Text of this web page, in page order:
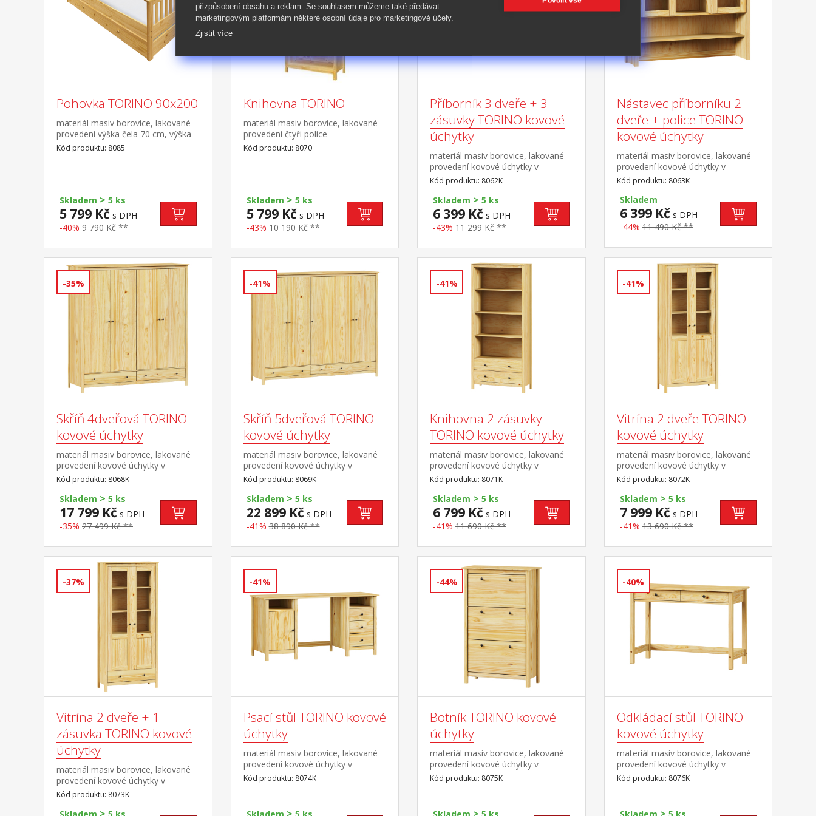
Pohovka TORINO 90x200
materiál masiv borovice, lakované
provedení výška čela 70 cm, výška
sedu 42 cm, cena bez roštu a
matrace minimální doporučená
výsuvnou přistýlku TORINO 8086
nebo 8086K
Kód produktu: 8085
Skladem > 5 ks
5 799 Kč s DPH
-40% 9 790 Kč **
Knihovna TORINO
materiál masiv borovice, lakované
provedení čtyři police
Kód produktu: 8070
Skladem > 5 ks
5 799 Kč s DPH
-43% 10 190 Kč **
Příborník 3 dveře + 3
zásuvky TORINO kovové
úchytky
materiál masiv borovice, lakované
provedení kovové úchytky v
barevném provedení černěná
mosaz 3 dveře, 3 zásuvky s
kovovými pojezdy vhodný doplněk
nástavec TORINO 8063K
Kód produktu: 8062K
Skladem > 5 ks
6 399 Kč s DPH
-43% 11 299 Kč **
Nástavec příborníku 2
dveře + police TORINO
kovové úchytky
materiál masiv borovice, lakované
provedení kovové úchytky v
barevném provedení černěná
mosaz dvoje prosklená
dvířka doplněk příborníku TORINO
8062K
Kód produktu: 8063K
Skladem
6 399 Kč s DPH
-44% 11 490 Kč **
-35%
Skříň 4dveřová TORINO
kovové úchytky
materiál masiv borovice, lakované
provedení kovové úchytky v
barevném provedení černěná
mosaz prostor dělený na poloviny v
levé polovině šatní tyč a police na
klobouky v pravé polovině 3
police ve spodní části 2 zásuvky s
kovovými pojezdy doporučený
Kód produktu: 8068K
Skladem > 5 ks
17 799 Kč s DPH
-35% 27 499 Kč **
-41%
Skříň 5dveřová TORINO
kovové úchytky
materiál masiv borovice, lakované
provedení kovové úchytky v
barevném provedení černěná
mosaz prostor dělený v poměru
2:1:2 v levé a pravé širší části šatní
tyč a police na klobouky ve střední
úzké části 3 police ve spodní části 3
zásuvky s kovovými
Kód produktu: 8069K
Skladem > 5 ks
22 899 Kč s DPH
-41% 38 890 Kč **
-41%
Knihovna 2 zásuvky
TORINO kovové úchytky
materiál masiv borovice, lakované
provedení kovové úchytky v
barevném provedení černěná
mosaz tři police, dvě zásuvky s
kovovými pojezdy
Kód produktu: 8071K
Skladem > 5 ks
6 799 Kč s DPH
-41% 11 690 Kč **
-41%
Vitrína 2 dveře TORINO
kovové úchytky
materiál masiv borovice, lakované
provedení kovové úchytky v
barevném provedení černěná
mosaz dvoje částečně prosklené
dveře, čtyři police
Kód produktu: 8072K
Skladem > 5 ks
7 999 Kč s DPH
-41% 13 690 Kč **
-37%
Vitrína 2 dveře + 1
zásuvka TORINO kovové
úchytky
materiál masiv borovice, lakované
provedení kovové úchytky v
barevném provedení černěná
mosaz dvoje částečně prosklené
dveře, tři police jedna zásuvka s
Kód produktu: 8073K
-41%
Psací stůl TORINO kovové
úchytky
materiál masiv borovice, lakované
provedení kovové úchytky v
barevném provedení černěná
mosaz 2 otevřené police, 1 dvířka a
není součástí dodávky ke stolu je
Kód produktu: 8074K
-44%
Botník TORINO kovové
úchytky
materiál masiv borovice, lakované
provedení kovové úchytky v
barevném provedení černěná
mosaz 3 dvouřadé výklopy
Kód produktu: 8075K
-40%
Odkládací stůl TORINO
kovové úchytky
materiál masiv borovice, lakované
provedení kovové úchytky v
barevném provedení černěná
mosaz dvě zásuvky s kovovými
Kód produktu: 8076K
přizpůsobení obsahu a reklam. Se souhlasem můžeme také předávat
marketingovým platformám některé osobní údaje pro marketingové účely.
Zjistit více